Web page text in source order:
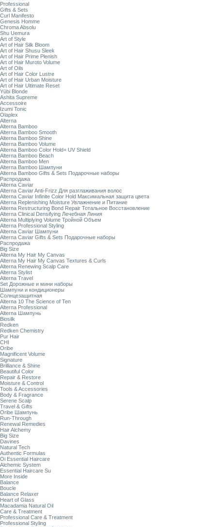
Professional
Gifts & Sets
Curl Manifesto
Genesis Homme
Chroma Absolu
Shu Uemura
Art of Style
Art of Hair Silk Bloom
Art of Hair Shusu Sleek
Art of Hair Prime Plenish
Art of Hair Muroto Volume
Art of Oils
Art of Hair Color Lustre
Art of Hair Urban Moisture
Art of Hair Ultimate Reset
Yūbi Blonde
Ashita Supreme
Accessoire
Izumi Tonic
Olaplex
Alterna
Alterna Bamboo
Alterna Bamboo Smooth
Alterna Bamboo Shine
Alterna Bamboo Volume
Alterna Bamboo Color Hold+ UV Shield
Alterna Bamboo Beach
Alterna Bamboo Men
Alterna Bamboo Шампуни
Alterna Bamboo Gifts & Sets Подарочные наборы
Распродажа
Alterna Caviar
Alterna Caviar Anti-Frizz Для разглаживания волос
Alterna Caviar Infinite Color Hold Максимальная защита цвета
Alterna Replenishing Moisture Увлажнение и Питание
Alterna Restructuring Bond Repair Тотальное Восстановление
Alterna Clinical Densifying Лечебная Линия
Alterna Multiplying Volume Тройной Объем
Alterna Professional Styling
Alterna Caviar Шампуни
Alterna Caviar Gifts & Sets Подарочные наборы
Распродажа
Big Size
Alterna My Hair My Canvas
Alterna My Hair My Canvas Textures & Curls
Alterna Renewing Scalp Care
Alterna Stylist
Alterna Travel
Set Дорожные и мини наборы
Шампуни и кондиционеры
Солнцезащитная
Alterna 10 The Science of Ten
Alterna Professional
Alterna Шампунь
Biosilk
Redken
Redken Chemistry
Pur Hair
CHI
Oribe
Magnificent Volume
Signature
Brilliance & Shine
Beautiful Color
Repair & Restore
Moisture & Control
Tools & Accessories
Body & Fragrance
Serene Scalp
Travel & Gifts
Oribe Шампунь
Run-Through
Renewal Remedies
Hair Alchemy
Big Size
Davines
Natural Tech
Authentic Formulas
Oi Essential Haircare
Alchemic System
Essential Haircare Su
More Inside
Balance
Boucle
Balance Relaxer
Heart of Glass
Macadamia Natural Oil
Care & Treatment
Professional Care & Treatment
Professional Styling